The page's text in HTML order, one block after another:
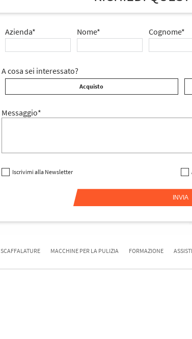
Azienda* Nome* Cognome*
A cosa sei interessato?
Acquisto
Messaggio*
Iscrivimi alla Newsletter
SCAFFALATURE MACCHINE PER LA PULIZIA FORMAZIONE